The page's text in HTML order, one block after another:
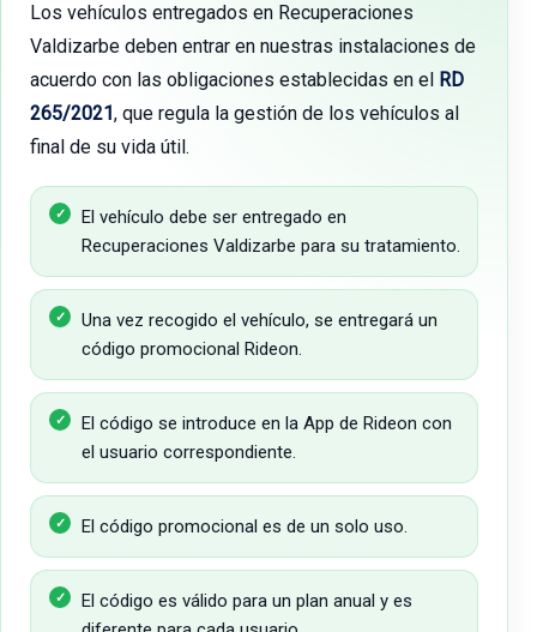
Los vehículos entregados en Recuperaciones
Valdizarbe deben entrar en nuestras instalaciones de
acuerdo con las obligaciones establecidas en el RD
265/2021, que regula la gestión de los vehículos al
final de su vida útil.
El vehículo debe ser entregado en
Recuperaciones Valdizarbe para su tratamiento.
Una vez recogido el vehículo, se entregará un
código promocional Rideon.
El código se introduce en la App de Rideon con
el usuario correspondiente.
El código promocional es de un solo uso.
El código es válido para un plan anual y es